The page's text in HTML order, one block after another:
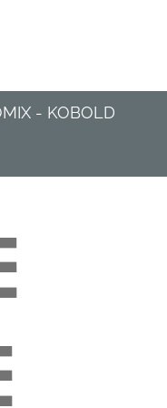
- KOBOLD